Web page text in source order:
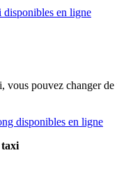
en ligne
pouvez changer
disponibles en ligne
taxi